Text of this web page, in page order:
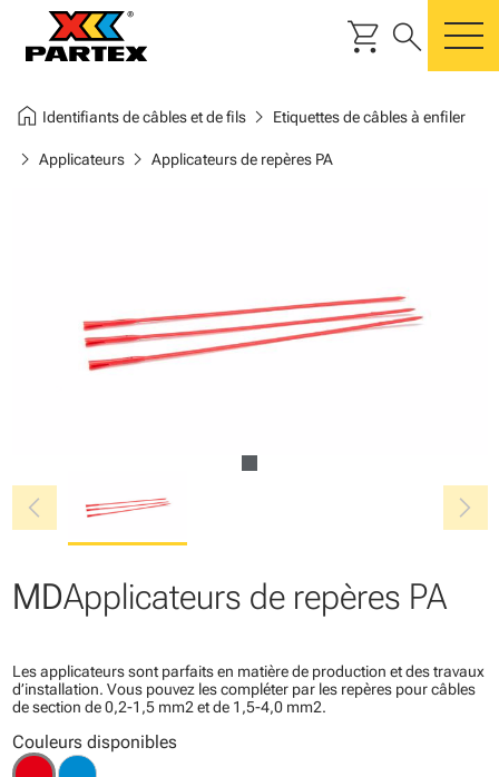
shopping_cart search
home Identifiants de câbles et de filschevron_right Etiquettes de câbles à enfiler
chevron_right Applicateurschevron_right Applicateurs de repères PA
chevron_left chevron_right
MDApplicateurs de repères PA
Les applicateurs sont parfaits en matière de production et des travaux
d’installation. Vous pouvez les compléter par les repères pour câbles
de section de 0,2-1,5 mm2 et de 1,5-4,0 mm2.
Couleurs disponibles